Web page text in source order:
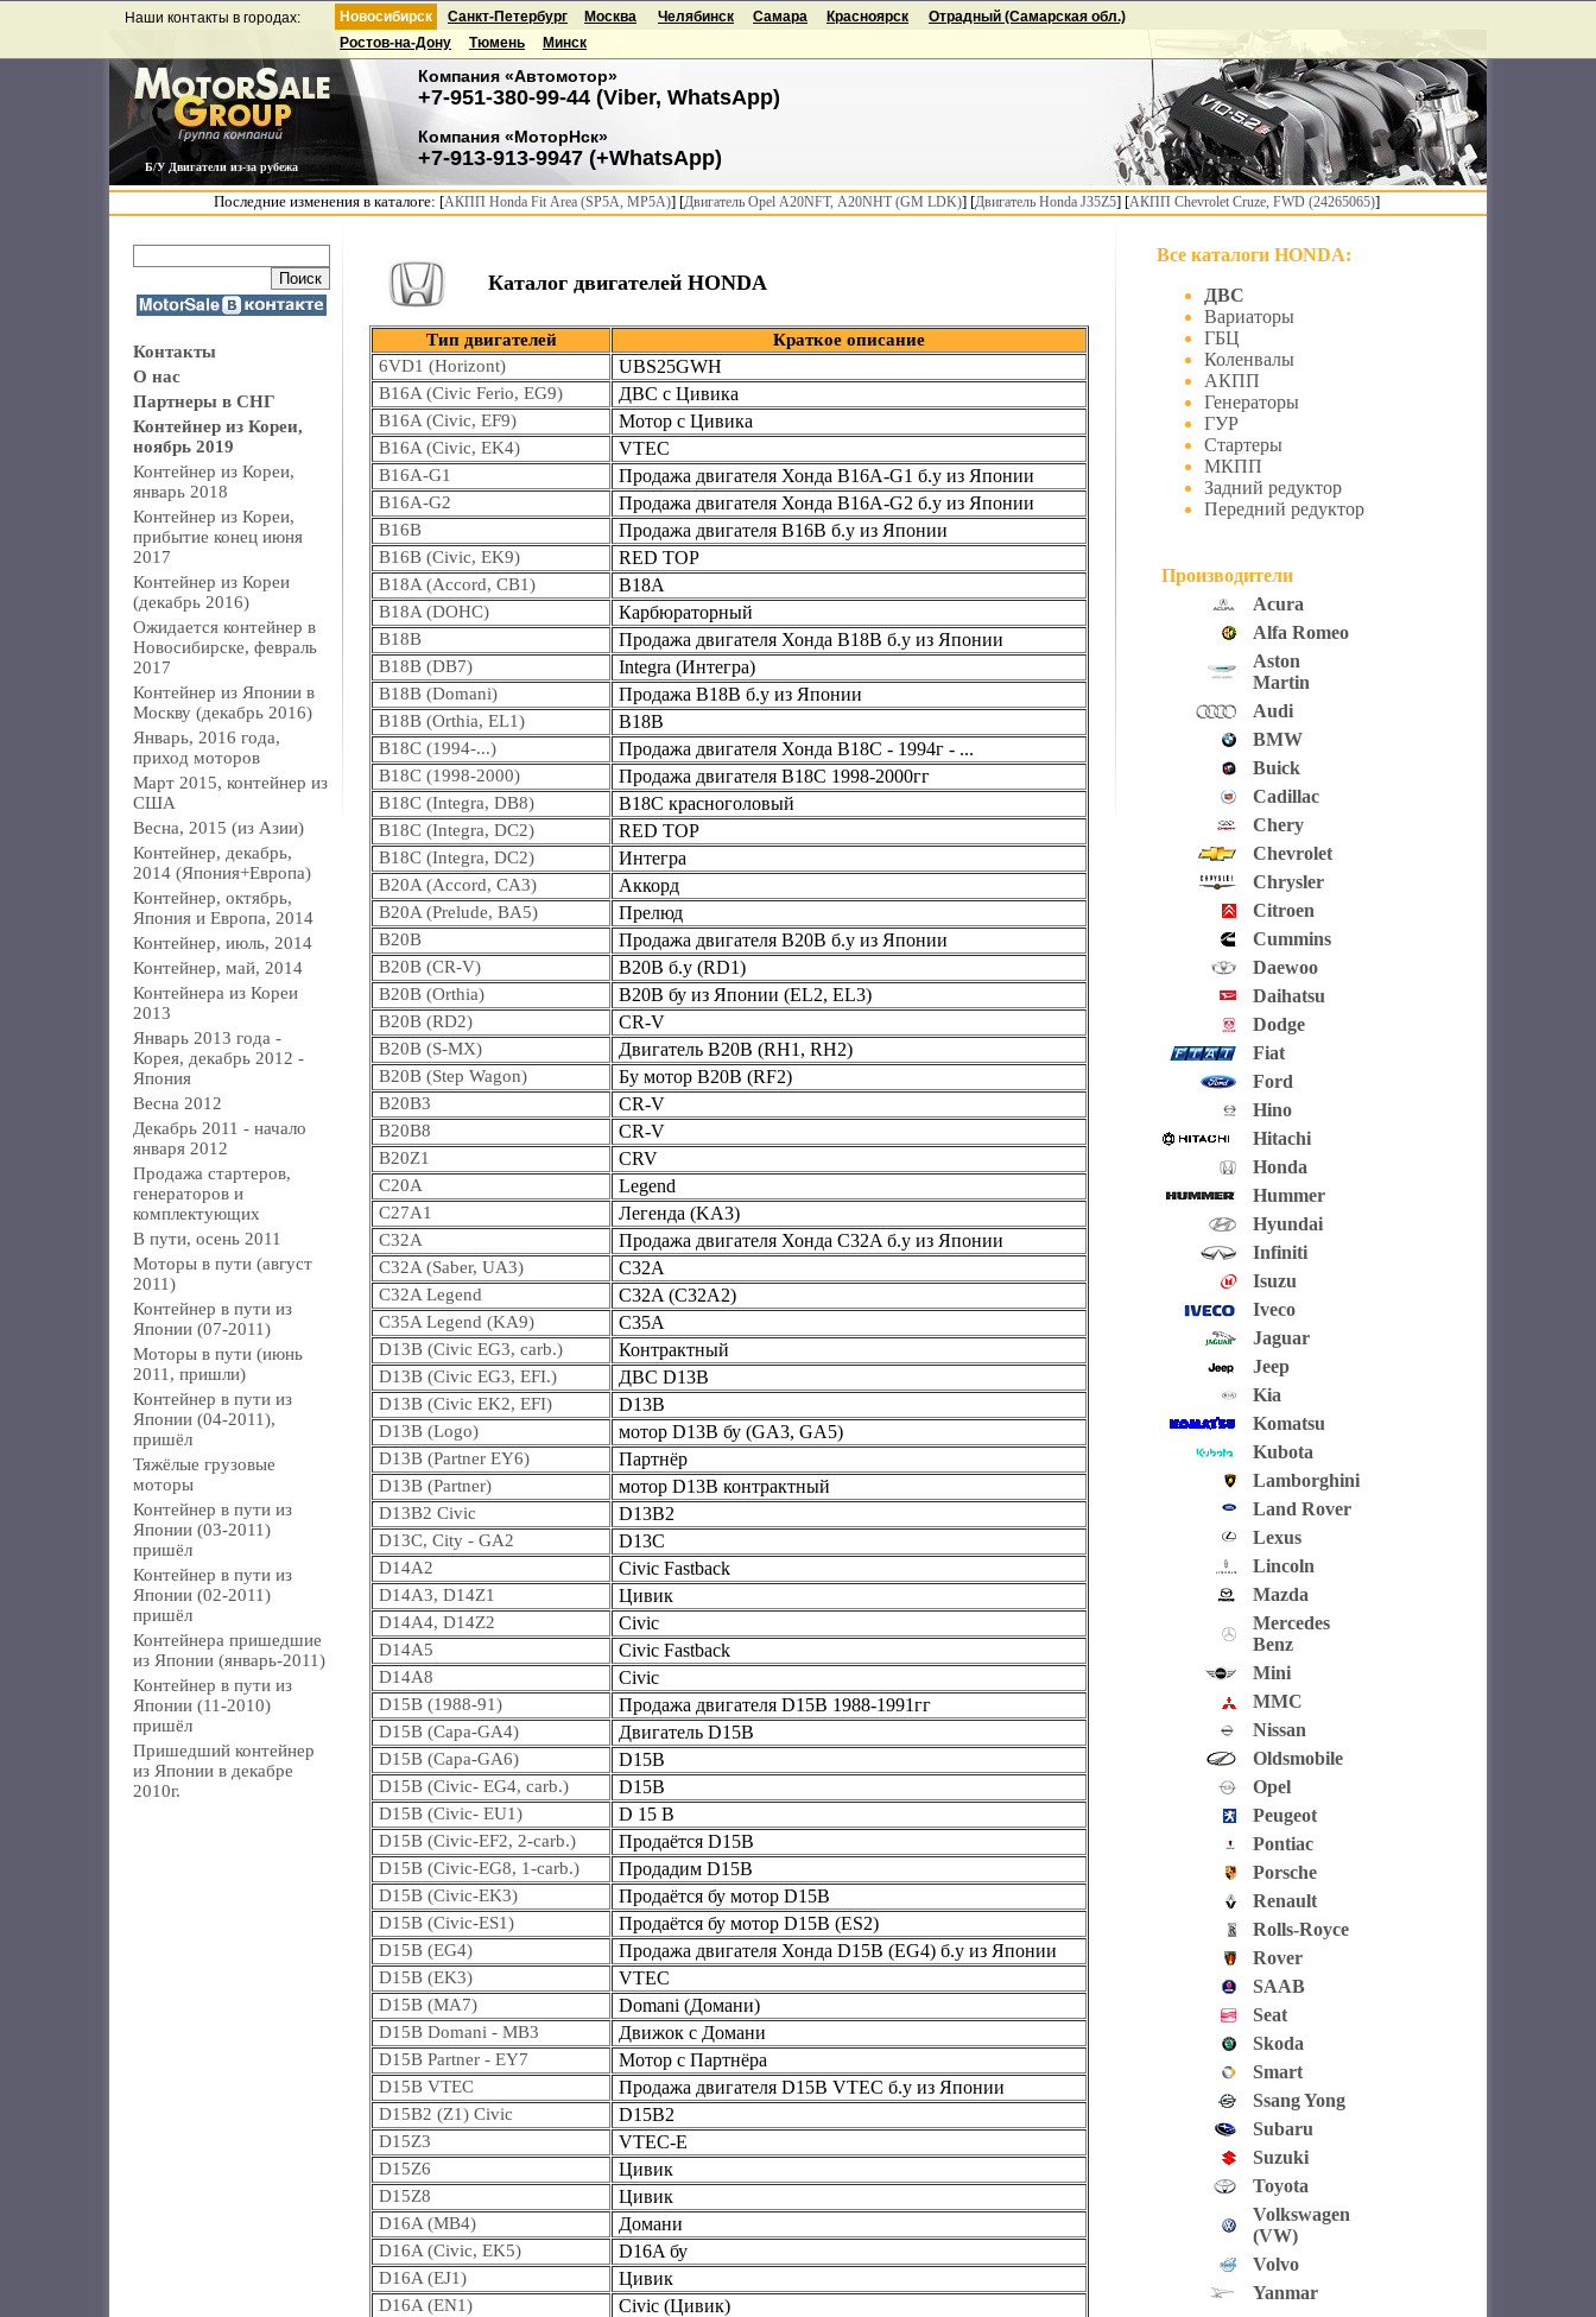
Б/У Двигатели из-за рубежа
Наши контакты в городах: Новосибирск
Компания «Автомотор»
+7-951-380-99-44 (Viber, WhatsApp)
Компания «МоторНск»
+7-913-913-9947 (+WhatsApp)
Санкт-Петербург Москва Челябинск Самара Красноярск
Отрадный (Самарская обл.)
Ростов-на-Дону
Тюмень Минск
Последние изменения в каталоге: [АКПП Honda Fit Area (SP5A, MP5A)] [Двигатель Opel A20NFT, A20NHT (GM LDK)] [Двигатель Honda J35Z5] [АКПП Chevrolet Cruze, FWD (24265065)]
Контакты
О нас
Партнеры в СНГ
Контейнер из Кореи,
ноябрь 2019
Контейнер из Кореи,
январь 2018
Контейнер из Кореи,
прибытие конец июня
2017
Контейнер из Кореи
(декабрь 2016)
Ожидается контейнер в
Новосибирске, февраль
2017
Контейнер из Японии в
Москву (декабрь 2016)
Январь, 2016 года,
приход моторов
Март 2015, контейнер из
США
Весна, 2015 (из Азии)
Контейнер, декабрь,
2014 (Япония+Европа)
Контейнер, октябрь,
Япония и Европа, 2014
Контейнер, июль, 2014
Контейнер, май, 2014
Контейнера из Кореи
2013
Январь 2013 года -
Корея, декабрь 2012 -
Япония
Весна 2012
Декабрь 2011 - начало
января 2012
Продажа стартеров,
генераторов и
комплектующих
В пути, осень 2011
Моторы в пути (август
2011)
Контейнер в пути из
Японии (07-2011)
Моторы в пути (июнь
2011, пришли)
Контейнер в пути из
Японии (04-2011),
пришёл
Тяжёлые грузовые
моторы
Контейнер в пути из
Японии (03-2011)
пришёл
Контейнер в пути из
Японии (02-2011)
пришёл
Контейнера пришедшие
из Японии (январь-2011)
Контейнер в пути из
Японии (11-2010)
пришёл
Пришедший контейнер
из Японии в декабре
2010г.
Каталог двигателей HONDA
Тип двигателей
Краткое описание
6VD1 (Horizont)
UBS25GWH
B16A (Civic Ferio, EG9) ДВС с Цивика
B16A (Civic, EF9) Мотор с Цивика
B16A (Civic, EK4) VTEC
B16A-G1 Продажа двигателя Хонда B16A-G1 б.у из Японии
B16A-G2 Продажа двигателя Хонда B16A-G2 б.у из Японии
B16B Продажа двигателя B16B б.у из Японии
B16B (Civic, EK9) RED TOP
B18A (Accord, CB1) В18А
B18A (DOHC) Карбюраторный
B18B Продажа двигателя Хонда B18B б.у из Японии
B18B (DB7) Integra (Интегра)
B18B (Domani) Продажа B18B б.у из Японии
B18B (Orthia, EL1) B18B
B18C (1994-...) Продажа двигателя Хонда B18C - 1994г - ...
B18C (1998-2000) Продажа двигателя B18C 1998-2000гг
B18C (Integra, DB8) B18C красноголовый
B18C (Integra, DC2) RED TOP
B18C (Integra, DC2) Интегра
B20A (Accord, CA3) Аккорд
B20A (Prelude, BA5) Прелюд
B20B Продажа двигателя B20B б.у из Японии
B20B (CR-V) B20B б.у (RD1)
B20B (Orthia) B20B бу из Японии (EL2, EL3)
B20B (RD2) CR-V
B20B (S-MX) Двигатель B20B (RH1, RH2)
B20B (Step Wagon) Бу мотор B20B (RF2)
B20B3 CR-V
B20B8 CR-V
B20Z1 CRV
C20A Legend
C27A1 Легенда (KA3)
C32A Продажа двигателя Хонда C32A б.у из Японии
C32A (Saber, UA3) С32А
C32A Legend C32A (C32A2)
C35A Legend (KA9) C35A
D13B (Civic EG3, carb.) Контрактный
D13B (Civic EG3, EFI.) ДВС D13B
D13B (Civic EK2, EFI) D13B
D13B (Logo) мотор D13B бу (GA3, GA5)
D13B (Partner EY6) Партнёр
D13B (Partner) мотор D13B контрактный
D13B2 Civic D13B2
D13C, City - GA2 D13C
D14A2 Civic Fastback
D14A3, D14Z1 Цивик
D14A4, D14Z2 Civic
D14A5 Civic Fastback
D14A8 Civic
D15B (1988-91) Продажа двигателя D15B 1988-1991гг
D15B (Capa-GA4) Двигатель D15B
D15B (Capa-GA6) D15B
D15B (Civic- EG4, carb.) D15B
D15B (Civic- EU1) D 15 B
D15B (Civic-EF2, 2-carb.) Продаётся D15B
D15B (Civic-EG8, 1-carb.) Продадим D15B
D15B (Civic-EK3) Продаётся бу мотор D15B
D15B (Civic-ES1) Продаётся бу мотор D15B (ES2)
D15B (EG4) Продажа двигателя Хонда D15B (EG4) б.у из Японии
D15B (EK3) VTEC
D15B (MA7) Domani (Домани)
D15B Domani - MB3 Движок с Домани
D15B Partner - EY7 Мотор с Партнёра
D15B VTEC Продажа двигателя D15B VTEC б.у из Японии
D15B2 (Z1) Civic D15B2
D15Z3 VTEC-E
D15Z6 Цивик
D15Z8 Цивик
D16A (MB4) Домани
D16A (Civic, EK5) D16A бу
D16A (EJ1) Цивик
D16A (EN1) Civic (Цивик)
Все каталоги HONDA:
ДВС
Вариаторы
ГБЦ
Коленвалы
АКПП
Генераторы
ГУР
Стартеры
МКПП
Задний редуктор
Передний редуктор
Производители
Acura
Alfa Romeo
Aston
Martin
Audi
BMW
Buick
Cadillac
Chery
Chevrolet
Chrysler
Citroen
Cummins
Daewoo
Daihatsu
Dodge
Fiat
Ford
Hino
Hitachi
Honda
Hummer
Hyundai
Infiniti
Isuzu
Iveco
Jaguar
Jeep
Kia
Komatsu
Kubota
Lamborghini
Land Rover
Lexus
Lincoln
Mazda
Mercedes
Benz
Mini
MMC
Nissan
Oldsmobile
Opel
Peugeot
Pontiac
Porsche
Renault
Rolls-Royce
Rover
SAAB
Seat
Skoda
Smart
Ssang Yong
Subaru
Suzuki
Toyota
Volkswagen
(VW)
Volvo
Yanmar